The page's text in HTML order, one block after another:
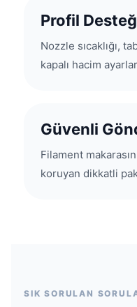
Profil
Nozzle sıcaklığı,
kapalı hacim
Güvenli
Filament
koruyan dikkatli
SIK SORULAN